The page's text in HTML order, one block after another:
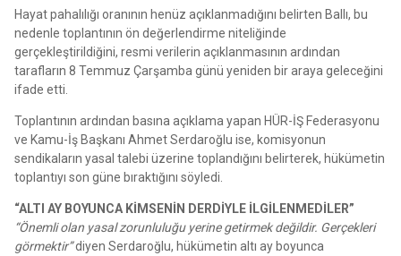
Hayat pahalılığı oranının henüz açıklanmadığını belirten Ballı, bu
nedenle toplantının ön değerlendirme niteliğinde
gerçekleştirildiğini, resmi verilerin açıklanmasının ardından
tarafların 8 Temmuz Çarşamba günü yeniden bir araya geleceğini
ifade etti.
Toplantının ardından basına açıklama yapan HÜR-İŞ Federasyonu
ve Kamu-İş Başkanı Ahmet Serdaroğlu ise, komisyonun
sendikaların yasal talebi üzerine toplandığını belirterek, hükümetin
toplantıyı son güne bıraktığını söyledi.
“ALTI AY BOYUNCA KİMSENİN DERDİYLE İLGİLENMEDİLER”
“Önemli olan yasal zorunluluğu yerine getirmek değildir. Gerçekleri
görmektir”diyen Serdaroğlu, hükümetin altı ay boyunca